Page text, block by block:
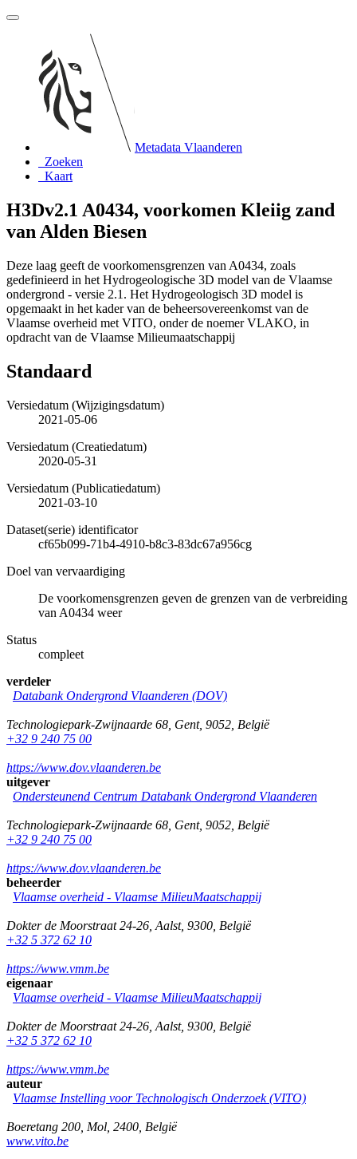
Metadata Vlaanderen
Zoeken
Kaart
H3Dv2.1 A0434, voorkomen Kleiig zand
van Alden Biesen
Deze laag geeft de voorkomensgrenzen van A0434, zoals
gedefinieerd in het Hydrogeologische 3D model van de Vlaamse
ondergrond - versie 2.1. Het Hydrogeologisch 3D model is
opgemaakt in het kader van de beheersovereenkomst van de
Vlaamse overheid met VITO, onder de noemer VLAKO, in
opdracht van de Vlaamse Milieumaatschappij
Standaard
Versiedatum (Wijzigingsdatum)
2021-05-06
Versiedatum (Creatiedatum)
2020-05-31
Versiedatum (Publicatiedatum)
2021-03-10
Dataset(serie) identificator
cf65b099-71b4-4910-b8c3-83dc67a956cg
Doel van vervaardiging
De voorkomensgrenzen geven de grenzen van de verbreiding
van A0434 weer
Status
compleet
verdeler
Databank Ondergrond Vlaanderen (DOV)
Technologiepark-Zwijnaarde 68 Gent, 9052 België
+32 9 240 75 00
https://www.dov.vlaanderen.be
uitgever
Ondersteunend Centrum Databank Ondergrond Vlaanderen
Technologiepark-Zwijnaarde 68 Gent, 9052 België
+32 9 240 75 00
https://www.dov.vlaanderen.be
beheerder
Vlaamse overheid - Vlaamse MilieuMaatschappij
Dokter de Moorstraat 24-26 Aalst, 9300 België
+32 5 372 62 10
https://www.vmm.be
eigenaar
Vlaamse overheid - Vlaamse MilieuMaatschappij
Dokter de Moorstraat 24-26 Aalst, 9300 België
+32 5 372 62 10
https://www.vmm.be
auteur
Vlaamse Instelling voor Technologisch Onderzoek (VITO)
Boeretang 200 Mol 2400 België
www.vito.be